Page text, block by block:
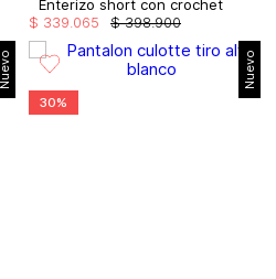
Enterizo short con crochet
$ 398.900
$ 339.065
Nuevo Nuevo
30%